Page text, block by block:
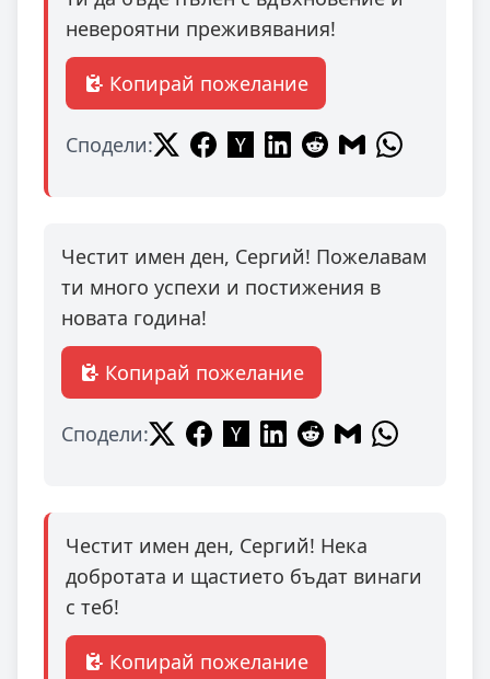
невероятни преживявания!
Копирай пожелание
Сподели:
Честит имен ден, Сергий! Пожелавам
ти много успехи и постижения в
новата година!
Копирай пожелание
Сподели:
Честит имен ден, Сергий! Нека
добротата и щастието бъдат винаги
с теб!
Копирай пожелание